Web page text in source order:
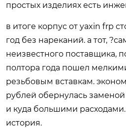
простых изделиях есть
в итоге корпус от yaxin frp
год без нареканий. а тот,
неизвестного поставщика,
полтора года пошел
резьбовым вставкам.
рублей обернулась заменой
и куда большими
история.